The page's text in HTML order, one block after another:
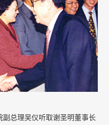
总理吴仪听取谢圣明董事长